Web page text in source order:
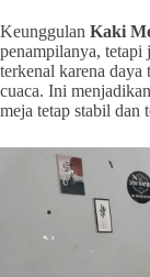
Keunggulan Kaki
penampilanya, tetapi
terkenal karena daya
cuaca. Ini
meja tetap stabil dan